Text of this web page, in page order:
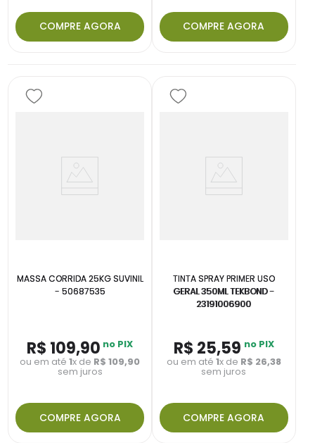
COMPRE AGORA COMPRE AGORA
MASSA CORRIDA 25KG SUVINIL
- 50687535
R$ 109,90 no PIX
ou em até1x de R$ 109,90
sem juros
COMPRE AGORA
TINTA SPRAY PRIMER USO
GERAL 350ML TEKBOND -
23191006900
R$ 25,59 no PIX
ou em até 1x de R$ 26,38
sem juros
COMPRE AGORA